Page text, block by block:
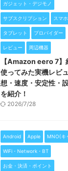
ガジェット・デジモノ
サブスクリプション スマホ
タブレット プロバイダー
レビュー 周辺機器
【Amazon eero 7】
使ってみた実機レビ
想・速度・安定性・
を紹介！
2026/7/28
Android Apple MNO(キ
WiFi・Network・BT
お金・決済・ポイント